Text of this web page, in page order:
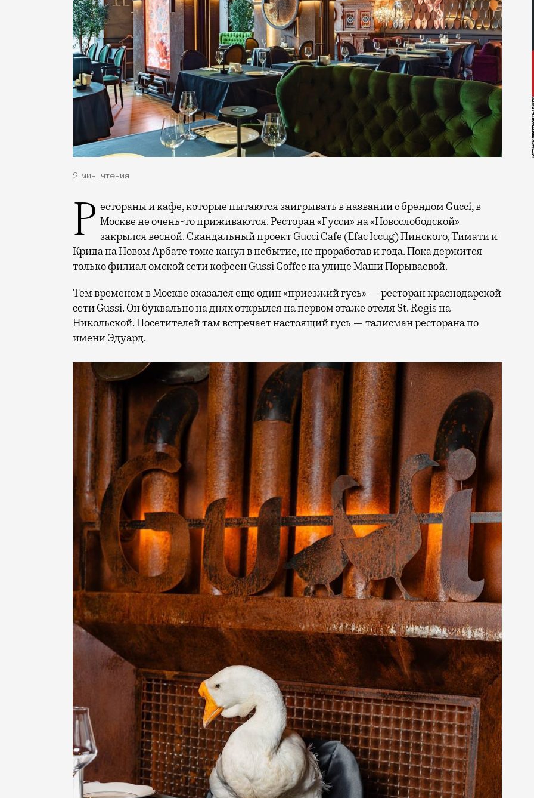
2 мин. чтения
Рестораны и кафе, которые пытаются заигрывать в названии с брендом Gucci, в Москве не очень-то приживаются. Ресторан «Гусси» на «Новослободской»
закрылся весной. Скандальный проект Gucci Cafe (Efac Iccug) Пинского, Тимати и
Крида на Новом Арбате тоже канул в небытие, не проработав и года. Пока держится
только филиал омской сети кофеен Gussi Coffee на улице Маши Порываевой.
Тем временем в Москве оказался еще один «приезжий гусь» — ресторан краснодарской
сети Gussi. Он буквально на днях открылся на первом этаже отеля St. Regis на
Никольской. Посетителей там встречает настоящий гусь — талисман ресторана по
имени Эдуард.